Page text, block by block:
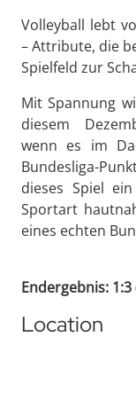
Volleyball lebt
– Attribute, die
Spielfeld zur
Mit Spannung
diesem
wenn es im
Bundesliga-
dieses Spiel
Sportart
eines echten
Endergebnis: 1:3
Location